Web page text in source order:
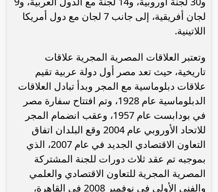
لجان أفريقية، إلى جانب 7 لجان مع دول أمريكا
اللاتينية.
وتعتبر العلاقات المصرية المجرية علاقات
تاريخية، حيث تعد مصر أول دولة عربية تقيم
علاقات دبلوماسية مع المجر وبدأ تبادل العلاقات
الدبلوماسية عام 1928، وتم افتتاح سفارة مصر
في بودابست عام 1957، وعقب انضمام المجر
للاتحاد الأوروبي عام 2004 وقع البلدان اتفاق
التعاون الاقتصادي الجديد في عام 2007، الذي
بموجبه تم عقد ثلاث دورات للجنة المشتركة
المصرية المجرية للتعاون الاقتصادي والعلمي
والفني الأولى في نوفمبر 2008 في القاهرة،